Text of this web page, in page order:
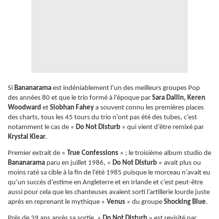
Si Bananarama est indéniablement l’un des meilleurs groupes Pop
des années 80 et que le trio formé à l’époque par Sara Dallin, Keren
Woodward et Siobhan Fahey a souvent connu les premières places
des charts, tous les 45 tours du trio n’ont pas été des tubes, c’est
notamment le cas de « Do Not Disturb » qui vient d’être remixé par
Krystal Klear.
Premier extrait de « True Confessions » ; le troisième album studio de
Bananarama paru en juillet 1986, « Do Not Disturb » avait plus ou
moins raté sa cible à la fin de l’été 1985 puisque le morceau n’avait eu
qu’un succès d’estime en Angleterre et en Irlande et c’est peut-être
aussi pour cela que les chanteuses avaient sorti l’artillerie lourde juste
après en reprenant le mythique « Venus » du groupe Shocking Blue.